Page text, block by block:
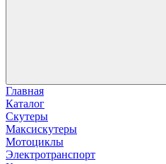
Главная
Каталог
Скутеры
Максискутеры
Мотоциклы
Электротранспорт